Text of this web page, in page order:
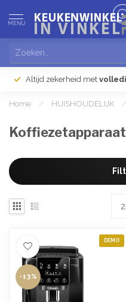
MENU
Altijd zekerheid met
Home / HUISHOUDELIJK /
Koffiezetapparaat
DEMO
-13%